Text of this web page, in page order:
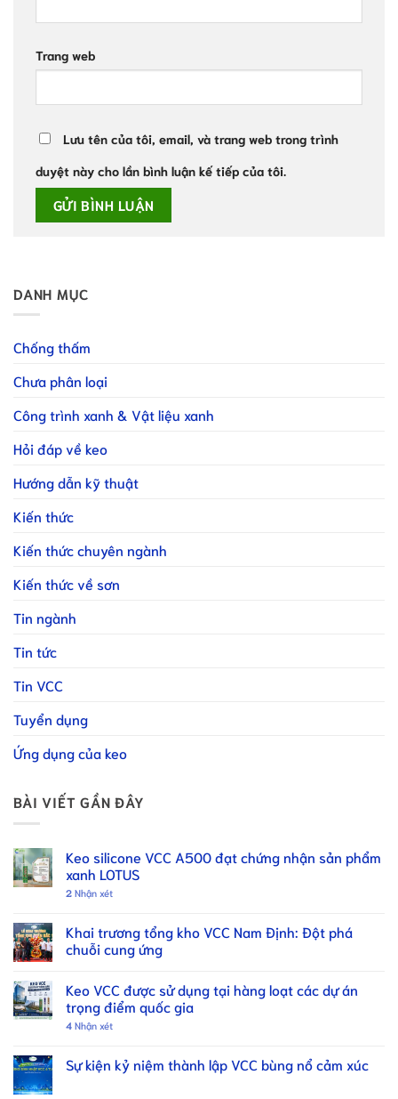
Trang web
Lưu tên của tôi, email, và trang web trong trình
duyệt này cho lần bình luận kế tiếp của tôi.
DANH MỤC
Chống thấm
Chưa phân loại
Công trình xanh & Vật liệu xanh
Hỏi đáp về keo
Hướng dẫn kỹ thuật
Kiến thức
Kiến thức chuyên ngành
Kiến thức về sơn
Tin ngành
Tin tức
Tin VCC
Tuyển dụng
Ứng dụng của keo
BÀI VIẾT GẦN ĐÂY
Keo silicone VCC A500 đạt chứng nhận sản phẩm
xanh LOTUS
2 Nhận xét
Khai trương tổng kho VCC Nam Định: Đột phá
chuỗi cung ứng
Keo VCC được sử dụng tại hàng loạt các dự án
trọng điểm quốc gia
4 Nhận xét
Sự kiện kỷ niệm thành lập VCC bùng nổ cảm xúc